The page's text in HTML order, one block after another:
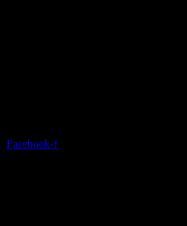
Facebook-f